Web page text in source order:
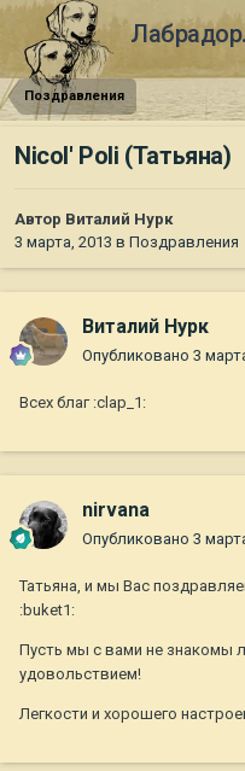
Поздравления
Nicol' Poli (Татьяна)
Автор Виталий Нурк
3 марта, 2013 в Поздравления
Виталий Нурк
Опубликовано 3
Всех благ :clap_1:
nirvana
Опубликовано 3
Татьяна, и мы Вас
:buket1:
Пусть мы с вами не знакомы
удовольствием!
Легкости и хорошего